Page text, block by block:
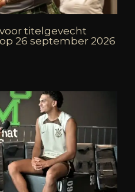
titelgevecht
26 september 2026